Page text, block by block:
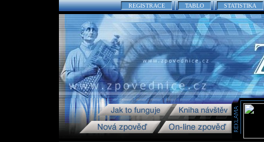
REGISTRACE TABLO STATISTIKA